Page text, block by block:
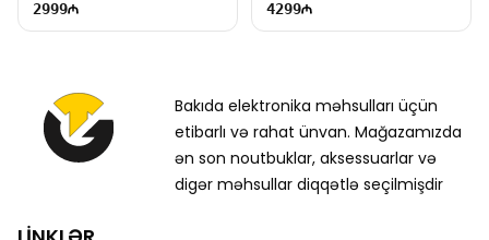
2999 4299
Bakıda elektronika məhsulları üçün
etibarlı və rahat ünvan. Mağazamızda
ən son noutbuklar, aksessuarlar və
digər məhsullar diqqətlə seçilmişdir